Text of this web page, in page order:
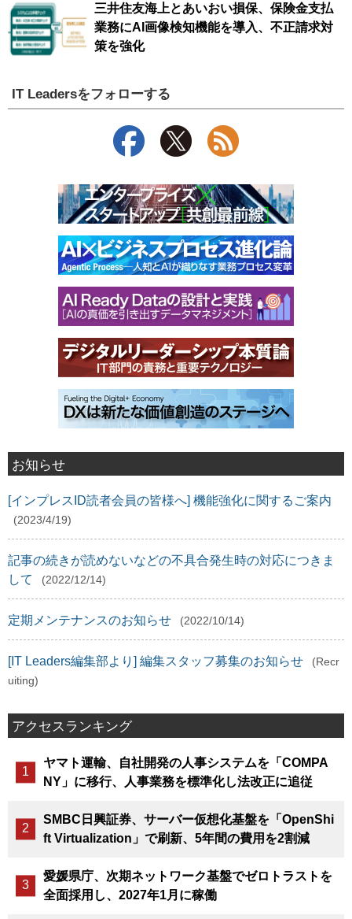
三井住友海上とあいおい損保、保険金支払
業務にAI画像検知機能を導入、不正請求対
策を強化
IT Leadersをフォローする
お知らせ
[インプレスID読者会員の皆様へ] 機能強化に関するご案内
(2023/4/19)
記事の続きが読めないなどの不具合発生時の対応につきま
して
(2022/12/14)
定期メンテナンスのお知らせ (2022/10/14)
[IT Leaders編集部より] 編集スタッフ募集のお知らせ
(Recr
uiting)
アクセスランキング
ヤマト運輸、自社開発の人事システムを「COMPA
NY」に移行、人事業務を標準化し法改正に追従
SMBC日興証券、サーバー仮想化基盤を「OpenShi
ft Virtualization」で刷新、5年間の費用を2割減
愛媛県庁、次期ネットワーク基盤でゼロトラストを
全面採用し、2027年1月に稼働